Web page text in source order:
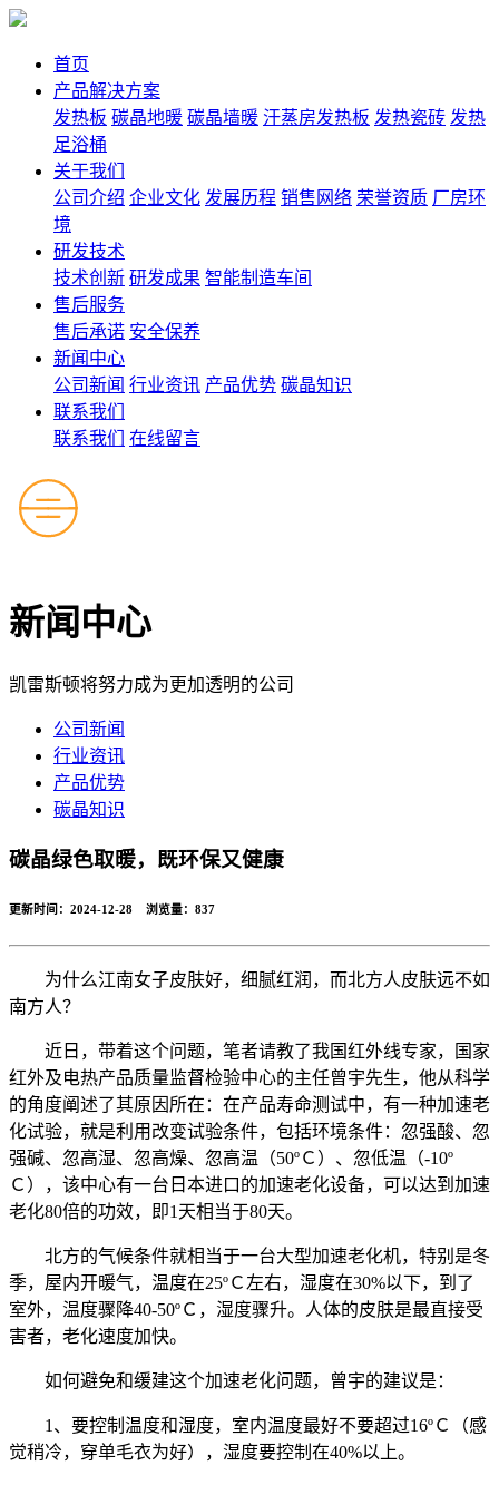
首页
产品解决方案
发热板 碳晶地暖 碳晶墙暖 汗蒸房发热板 发热瓷砖 发热
足浴桶
关于我们
公司介绍 企业文化 发展历程 销售网络 荣誉资质 厂房环
境
研发技术
技术创新 研发成果 智能制造车间
售后服务
售后承诺 安全保养
新闻中心
公司新闻 行业资讯 产品优势 碳晶知识
联系我们
联系我们
在线留言
新闻中心
凯雷斯顿将努力成为更加透明的公司
公司新闻
行业资讯
产品优势
碳晶知识
碳晶绿色取暖，既环保又健康
更新时间：2024-12-28 浏览量： 837
为什么江南女子皮肤好，细腻红润，而北方人皮肤远不如
南方人？
近日，带着这个问题，笔者请教了我国红外线专家，国家
红外及电热产品质量监督检验中心的主任曾宇先生，他从科学
的角度阐述了其原因所在：在产品寿命测试中，有一种加速老
化试验，就是利用改变试验条件，包括环境条件：忽强酸、忽
强碱、忽高湿、忽高燥、忽高温（50ºＣ）、忽低温（-10º
Ｃ），该中心有一台日本进口的加速老化设备，可以达到加速
老化80倍的功效，即1天相当于80天。
北方的气候条件就相当于一台大型加速老化机，特别是冬
季，屋内开暖气，温度在25ºＣ左右，湿度在30%以下，到了
室外，温度骤降40-50ºＣ，湿度骤升。人体的皮肤是最直接受
害者，老化速度加快。
如何避免和缓建这个加速老化问题，曾宇的建议是：
1、要控制温度和湿度，室内温度最好不要超过16ºＣ（感
觉稍冷，穿单毛衣为好），湿度要控制在40%以上。